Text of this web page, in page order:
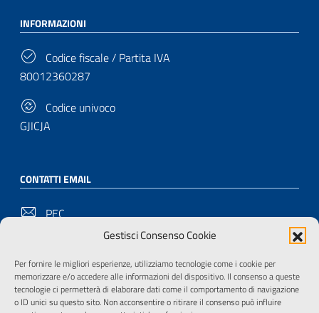
Gestisci Consenso Cookie
Per fornire le migliori esperienze, utilizziamo tecnologie come i cookie per
memorizzare e/o accedere alle informazioni del dispositivo. Il consenso a queste
tecnologie ci permetterà di elaborare dati come il comportamento di navigazione
o ID unici su questo sito. Non acconsentire o ritirare il consenso può influire
INFORMAZIONI
Codice fiscale / Partita IVA
80012360287
Codice univoco
GJICJA
CONTATTI EMAIL
PEC
bu-pd@pec.cultura.gov.it
Email
bu-pd@cultura.gov.it